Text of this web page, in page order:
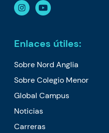
Enlaces útiles:
Sobre Nord Anglia
Sobre Colegio Menor
Global Campus
Noticias
Carreras